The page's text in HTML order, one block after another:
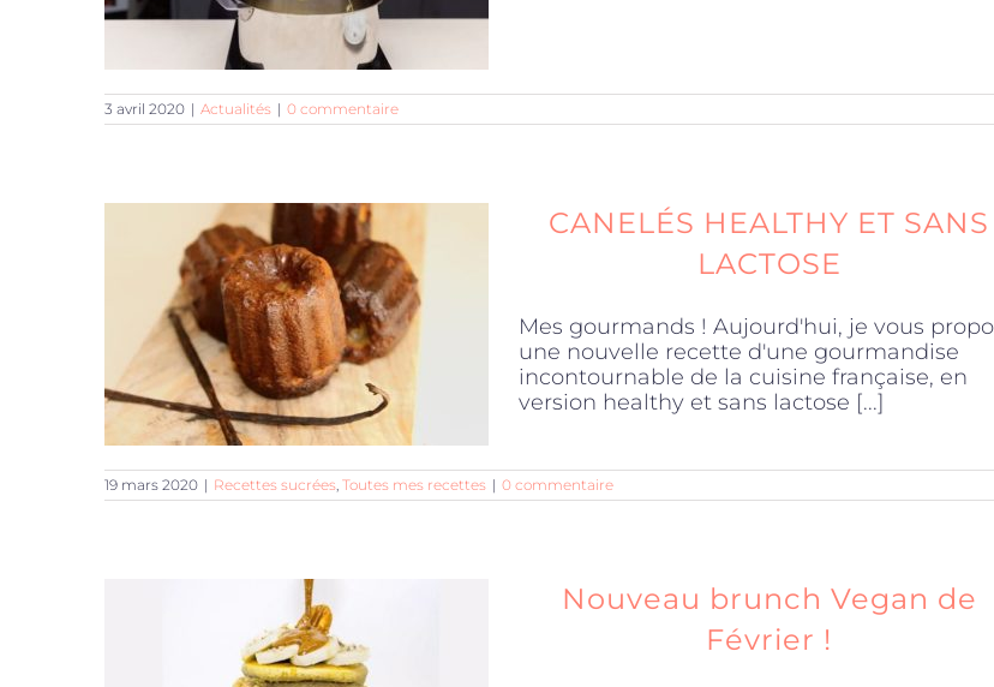
3 avril 2020 | Actualités | 0 commentaire
CANELÉS HEALTHY ET SANS
LACTOSE
Mes gourmands ! Aujourd'hui, je vous
une nouvelle recette d'une gourmandise
incontournable de la cuisine française, en
version healthy et sans lactose [...]
19 mars 2020 | Recettes sucrées Toutes mes recettes | 0 commentaire
Nouveau brunch Vegan de
Février !